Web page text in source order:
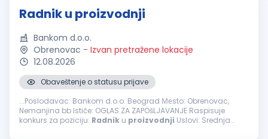
Radnik u proizvodnji
Bankom d.o.o.
Obrenovac - Izvan pretražene lokacije
12.08.2026
Obaveštenje o statusu prijave
...Poslodavac: Bankom d.o.o. Beograd Меsto: Obrenovac,
Nemanjina bb Ističe: OGLAS ZA ZAPOšLJAVANJE Raspisuje
konkurs za poziciju: Radnik u proizvodnji Uslovi: Srednja